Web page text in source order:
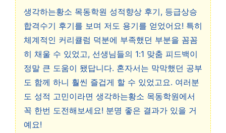
생각하는황소 목동학원 성적향상 후기, 등급상승
합격수기 후기를 보며 저도 용기를 얻었어요! 특히
체계적인 커리큘럼 덕분에 부족했던 부분을 꼼꼼
히 채울 수 있었고, 선생님들의 1:1 맞춤 피드백이
정말 큰 도움이 됐답니다. 혼자서는 막막했던 공부
도 함께 하니 훨씬 즐겁게 할 수 있었고요. 여러분
도 성적 고민이라면 생각하는황소 목동학원에서
꼭 한번 도전해보세요! 분명 좋은 결과가 있을 거
예요!